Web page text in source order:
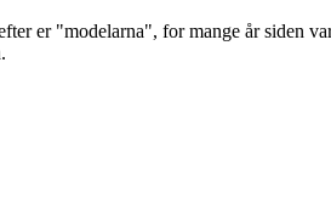
er "modelarna", for mange år siden